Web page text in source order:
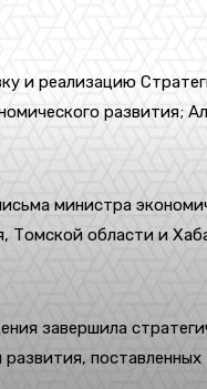
и реализацию
развития;
министра
Томской области и
завершила
развития,